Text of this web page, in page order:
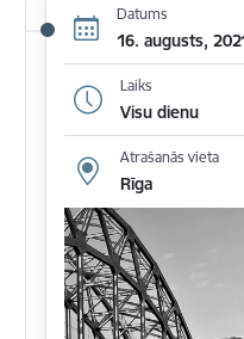
Datums
16. augusts,
Laiks
Visu dienu
Atrašanās vieta
Rīga